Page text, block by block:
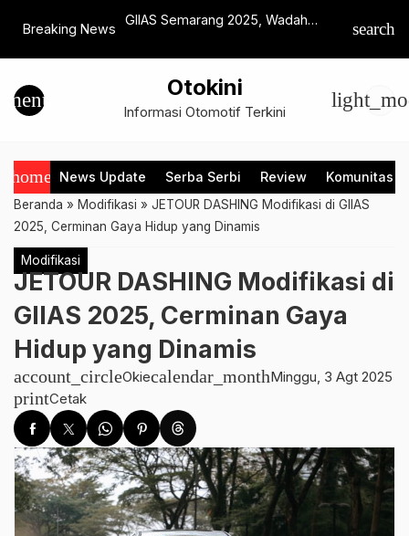
Breaking News
Perlindungan
Tiga Produk ini
GIIAS Semarang 2025, Wadah
Otomotif
Sambut
Pastikan
search
menu Otokini
Informasi Otomotif Terkini
home News Update Serba Serbi Review Komunitas
Beranda » Modifikasi » JETOUR DASHING Modifikasi di GIIAS
2025, Cerminan Gaya Hidup yang Dinamis
Modifikasi
JETOUR DASHING Modifikasi di
GIIAS 2025, Cerminan Gaya
Hidup yang Dinamis
account_circleOkiecalendar_monthMinggu, 3 Agt 2025
printCetak